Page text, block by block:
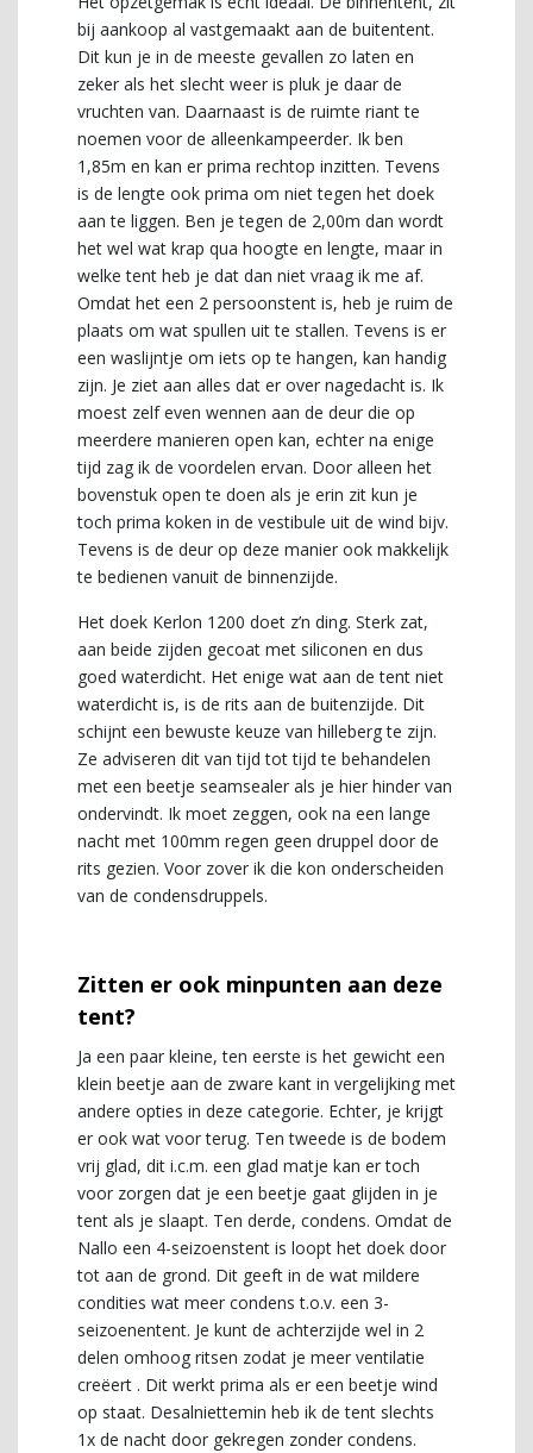
bij aankoop al vastgemaakt aan de buitentent.
Dit kun je in de meeste gevallen zo laten en
zeker als het slecht weer is pluk je daar de
vruchten van. Daarnaast is de ruimte riant te
noemen voor de alleenkampeerder. Ik ben
1,85m en kan er prima rechtop inzitten. Tevens
is de lengte ook prima om niet tegen het doek
aan te liggen. Ben je tegen de 2,00m dan wordt
het wel wat krap qua hoogte en lengte, maar in
welke tent heb je dat dan niet vraag ik me af.
Omdat het een 2 persoonstent is, heb je ruim de
plaats om wat spullen uit te stallen. Tevens is er
een waslijntje om iets op te hangen, kan handig
zijn. Je ziet aan alles dat er over nagedacht is. Ik
moest zelf even wennen aan de deur die op
meerdere manieren open kan, echter na enige
tijd zag ik de voordelen ervan. Door alleen het
bovenstuk open te doen als je erin zit kun je
toch prima koken in de vestibule uit de wind bijv.
Tevens is de deur op deze manier ook makkelijk
te bedienen vanuit de binnenzijde.
Het doek Kerlon 1200 doet z’n ding. Sterk zat,
aan beide zijden gecoat met siliconen en dus
goed waterdicht. Het enige wat aan de tent niet
waterdicht is, is de rits aan de buitenzijde. Dit
schijnt een bewuste keuze van hilleberg te zijn.
Ze adviseren dit van tijd tot tijd te behandelen
met een beetje seamsealer als je hier hinder van
ondervindt. Ik moet zeggen, ook na een lange
nacht met 100mm regen geen druppel door de
rits gezien. Voor zover ik die kon onderscheiden
van de condensdruppels.
Zitten er ook minpunten aan deze
tent?
Ja een paar kleine, ten eerste is het gewicht een
klein beetje aan de zware kant in vergelijking met
andere opties in deze categorie. Echter, je krijgt
er ook wat voor terug. Ten tweede is de bodem
vrij glad, dit i.c.m. een glad matje kan er toch
voor zorgen dat je een beetje gaat glijden in je
tent als je slaapt. Ten derde, condens. Omdat de
Nallo een 4-seizoenstent is loopt het doek door
tot aan de grond. Dit geeft in de wat mildere
condities wat meer condens t.o.v. een 3-
seizoenentent. Je kunt de achterzijde wel in 2
delen omhoog ritsen zodat je meer ventilatie
creëert . Dit werkt prima als er een beetje wind
op staat. Desalniettemin heb ik de tent slechts
1x de nacht door gekregen zonder condens.